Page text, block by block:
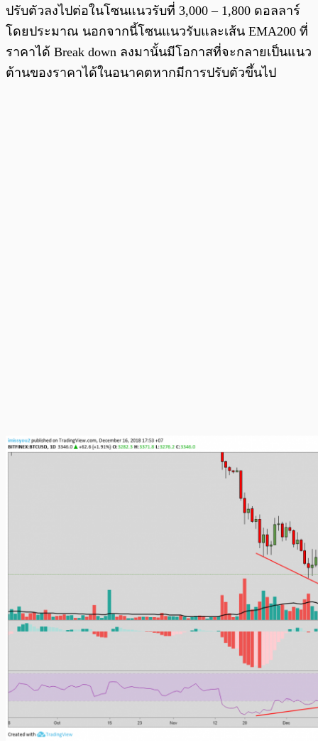
ปรับตัวลงไปต่อในโซนแนวรับที่ 3,000 – 1,800 ดอลลาร์
โดยประมาณ นอกจากนี้โซนแนวรับและเส้น EMA200 ที่
ราคาได้ Break down ลงมานั้นมีโอกาสที่จะกลายเป็นแนว
ต้านของราคาได้ในอนาคตหากมีการปรับตัวขึ้นไป